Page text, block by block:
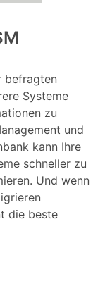
befragten
Systeme
zu
und
kann Ihre
schneller zu
Und wenn
die beste